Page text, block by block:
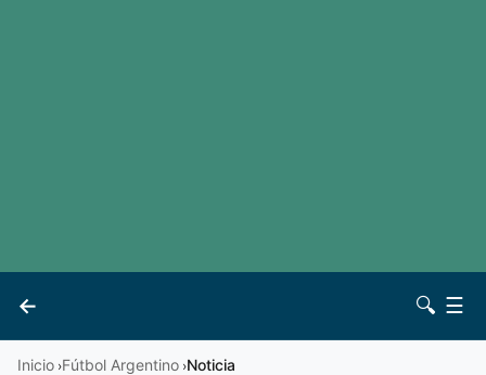
←
Vives 🔍 ☰
Inicio ›Fútbol Argentino ›Noticia